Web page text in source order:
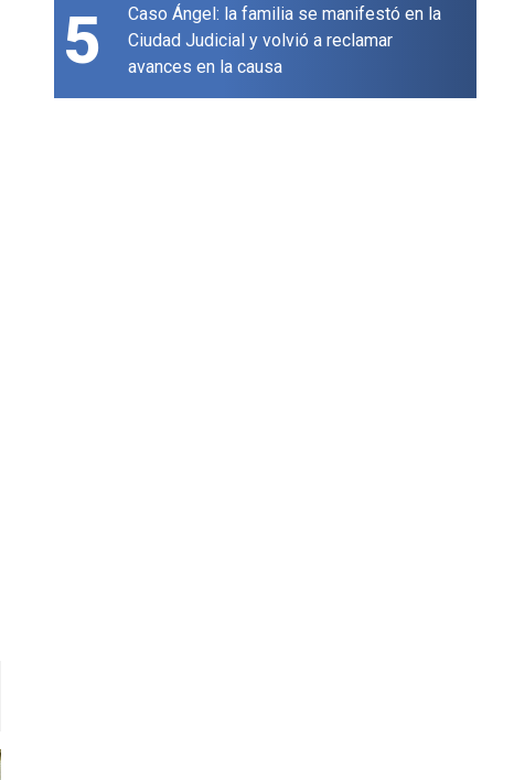
5
Caso Ángel: la familia se manifestó en la
Ciudad Judicial y volvió a reclamar
avances en la causa